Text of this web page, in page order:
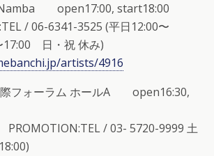
open17:00, start18:00
/ 06-6341-3525 (平日12:00〜
日・祝 休み)
artists/4916
際フォーラム ホールA open16:30,
PROMOTION:TEL / 03- 5720-9999 土